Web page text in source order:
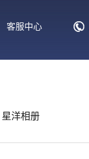
客服中心
星洋相册